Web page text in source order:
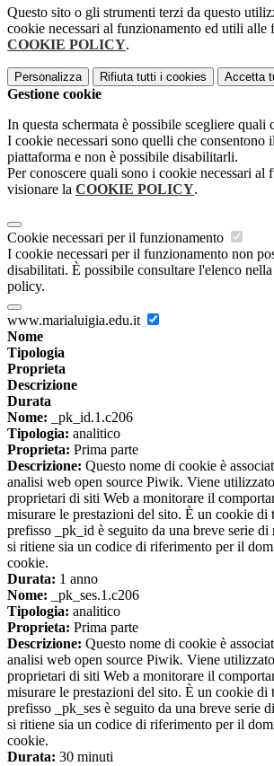
Questo sito o gli strumenti terzi da questo
cookie necessari al funzionamento ed utili alle
COOKIE POLICY.
Personalizza Rifiuta tutti i cookies Accetta
Gestione cookie
In questa schermata è possibile scegliere quali
I cookie necessari sono quelli che consentono
piattaforma e non è possibile disabilitarli.
Per conoscere quali sono i cookie necessari al
visionare la COOKIE POLICY.
Cookie necessari per il funzionamento
I cookie necessari per il funzionamento non
disabilitati. È possibile consultare l'elenco
policy.
www.marialuigia.edu.it
Nome
Tipologia
Proprieta
Descrizione
Durata
Nome: _pk_id.1.c206
Tipologia: analitico
Proprieta: Prima parte
Descrizione: Questo nome di cookie è
analisi web open source Piwik. Viene
proprietari di siti Web a monitorare il
misurare le prestazioni del sito. È un cookie
prefisso _pk_id è seguito da una breve serie di
si ritiene sia un codice di riferimento per il
cookie.
Durata: 1 anno
Nome: _pk_ses.1.c206
Tipologia: analitico
Proprieta: Prima parte
Descrizione: Questo nome di cookie è
analisi web open source Piwik. Viene
proprietari di siti Web a monitorare il
misurare le prestazioni del sito. È un cookie
prefisso _pk_ses è seguito da una breve serie
si ritiene sia un codice di riferimento per il
cookie.
Durata: 30 minuti